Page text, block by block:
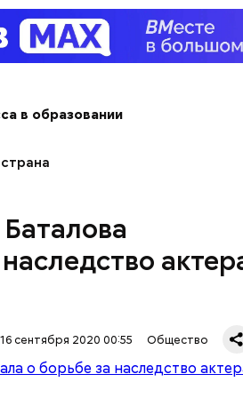
в образовании
16 сентября 2020 00:55 Общество
спас от смерти трех
градоначальником.